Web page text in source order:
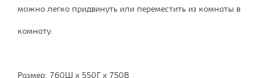
можно легко придвинуть или переместить из комнаты в
комнату.
Размер: 760Ш x 550Г x 750В